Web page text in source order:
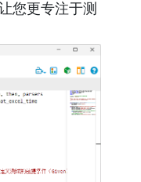
您更专注于测